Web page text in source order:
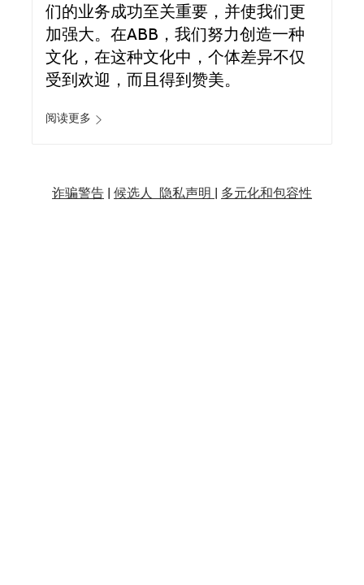
们的业务成功至关重要，并使我们更
加强大。在ABB，我们努力创造一种
文化，在这种文化中，个体差异不仅
受到欢迎，而且得到赞美。
阅读更多
诈骗警告| 候选人 隐私声明 | 多元化和包容性